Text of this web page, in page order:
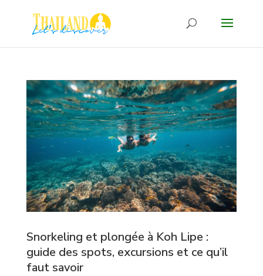
Snorkeling et plongée à Koh Lipe :
guide des spots, excursions et ce qu’il
faut savoir